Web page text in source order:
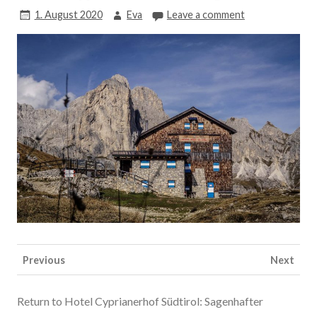
1. August 2020 Eva Leave a comment
Previous Next
Return to Hotel Cyprianerhof Südtirol: Sagenhafter